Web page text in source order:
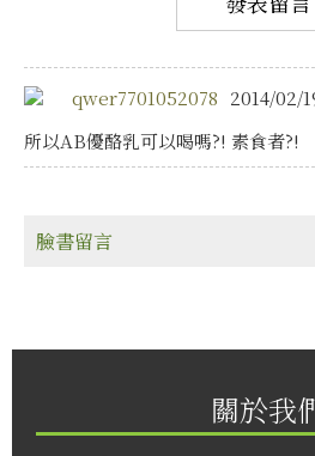
qwer7701052078 2014/02/
所以AB優酪乳可以喝嗎?! 素食者?!
臉書留言
關於我